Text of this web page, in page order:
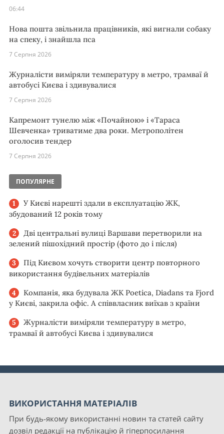
06:44
Нова пошта звільнила працівників, які вигнали собаку
на спеку, і знайшла пса
7 Серпня 2026
Журналісти виміряли температуру в метро, трамваї й
автобусі Києва і здивувалися
7 Серпня 2026
Капремонт тунелю між «Почайною» і «Тараса
Шевченка» триватиме два роки. Метрополітен
оголосив тендер
7 Серпня 2026
ПОПУЛЯРНЕ
У Києві нарешті здали в експлуатацію ЖК,
збудований 12 років тому
Дві центральні вулиці Варшави перетворили на
зелений пішохідний простір (фото до і після)
Під Києвом хочуть створити центр повторного
використання будівельних матеріалів
Компанія, яка будувала ЖК Poetica, Diadans та Fjord
у Києві, закрила офіс. А співвласник виїхав з країни
Журналісти виміряли температуру в метро,
трамваї й автобусі Києва і здивувалися
ВИКОРИСТАННЯ МАТЕРІАЛІВ
При будь-якому використанні новин та статей сайту
дозвіл редакції на публікацію й гіперпосилання